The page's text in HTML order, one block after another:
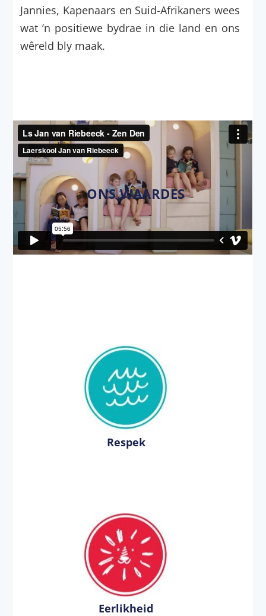
Jannies, Kapenaars en Suid-Afrikaners wees
wat ’n positiewe bydrae in die land en ons
wêreld bly maak.
ONS WAARDES
Respek
Eerlikheid